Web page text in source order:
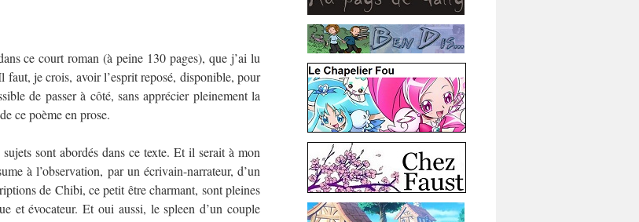
ce court roman (à peine 130 pages), que j’ai lu
faut, je crois, avoir l’esprit reposé, disponible, pour
de passer à côté, sans apprécier pleinement la
ce poème en prose.
sont abordés dans ce texte. Et il serait à mon
à l’observation, par un écrivain-narrateur, d’un
de Chibi, ce petit être charmant, sont pleines
et évocateur. Et oui aussi, le spleen d’un couple